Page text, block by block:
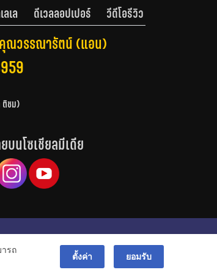
เล ดีเวลลอปเปอร์ วีดีโอรีวิว
ณวรรณารัตน์ (แอน)
ติชม)
นโซเชียลมีเดีย
© สงวนลิขสิทธิ์ 2556-2564
รถ
ตั้งค่า ยอมรับ